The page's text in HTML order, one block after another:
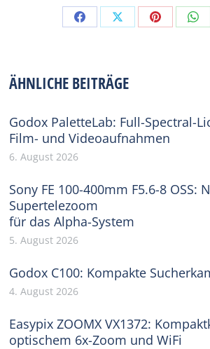
Share Share Share
ÄHNLICHE BEITRÄGE
Godox PaletteLab: Full-Spectral-
Film- und Videoaufnahmen
6. August 2026
Sony FE 100-400mm F5.6-8 OSS:
Supertelezoom
für das Alpha-System
5. August 2026
Godox C100: Kompakte
4. August 2026
Easypix ZOOMX VX1372:
optischem 6x-Zoom und WiFi